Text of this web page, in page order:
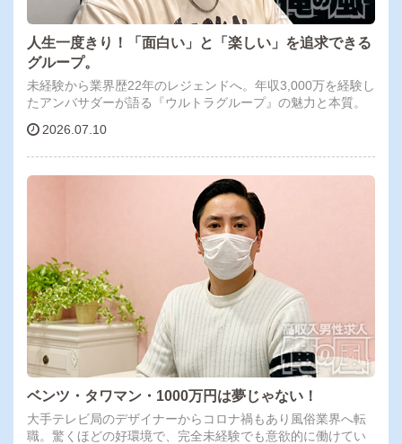
人生一度きり！「面白い」と「楽しい」を追求できる
グループ。
未経験から業界歴22年のレジェンドへ。年収3,000万を経験し
たアンバサダーが語る『ウルトラグループ』の魅力と本質。
2026.07.10
ベンツ・タワマン・1000万円は夢じゃない！
大手テレビ局のデザイナーからコロナ禍もあり風俗業界へ転
職。驚くほどの好環境で、完全未経験でも意欲的に働けてい